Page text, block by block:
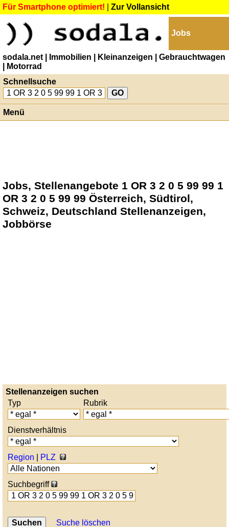
Für Smartphone optimiert! Zur Vollansicht
Jobs
sodala.net | Immobilien | Kleinanzeigen
| Gebrauchtwagen
| Motorrad
Schnellsuche
Menü
Jobs, Stellenangebote 1 OR 3 2 0 5 99 99 1
OR 3 2 0 5 99 99 Österreich, Südtirol,
Schweiz, Deutschland Stellenanzeigen,
Jobbörse
Stellenanzeigen suchen
Typ
Rubrik
Dienstverhältnis
Region PLZ
Suchbegriff
Suche löschen